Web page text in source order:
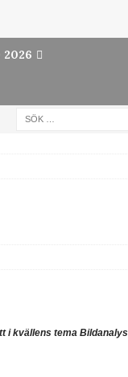
2026
i kvällens tema Bildanalys